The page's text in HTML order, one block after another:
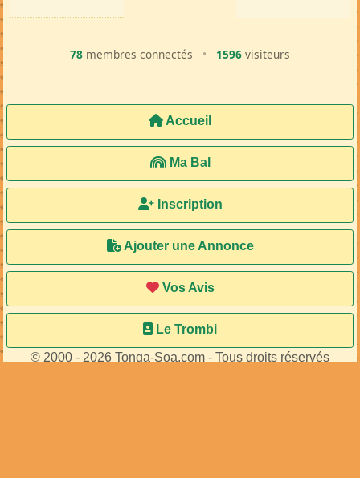
78 membres connectés • 1596 visiteurs
Accueil
Ma Bal
Inscription
Ajouter une Annonce
Vos Avis
Le Trombi
© 2000 - 2026 Tonga-Soa.com - Tous droits réservés